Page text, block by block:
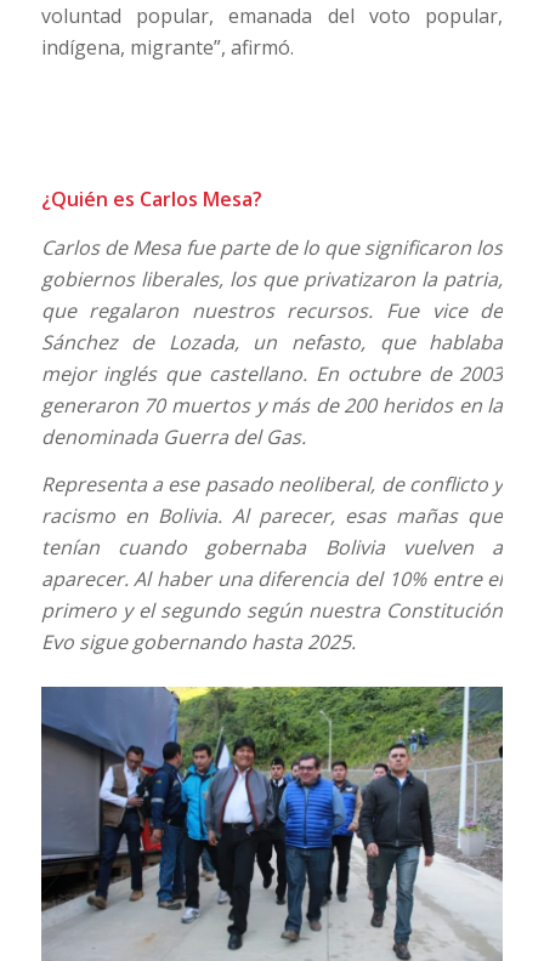
voluntad popular, emanada del voto popular,
indígena, migrante”, afirmó.
¿Quién es Carlos Mesa?
Carlos de Mesa fue parte de lo que significaron los
gobiernos liberales, los que privatizaron la patria,
que regalaron nuestros recursos. Fue vice de
Sánchez de Lozada, un nefasto, que hablaba
mejor inglés que castellano. En octubre de 2003
generaron 70 muertos y más de 200 heridos en la
denominada Guerra del Gas.
Representa a ese pasado neoliberal, de conflicto y
racismo en Bolivia. Al parecer, esas mañas que
tenían cuando gobernaba Bolivia vuelven a
aparecer. Al haber una diferencia del 10% entre el
primero y el segundo según nuestra Constitución
Evo sigue gobernando hasta 2025.